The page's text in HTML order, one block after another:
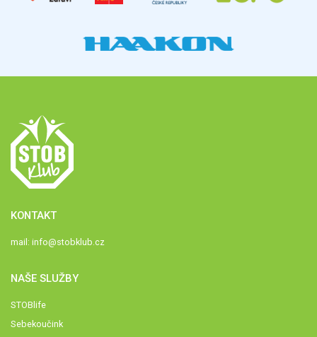
KONTAKT
mail: info@stobklub.cz
NAŠE SLUŽBY
STOBlife
Sebekoučink